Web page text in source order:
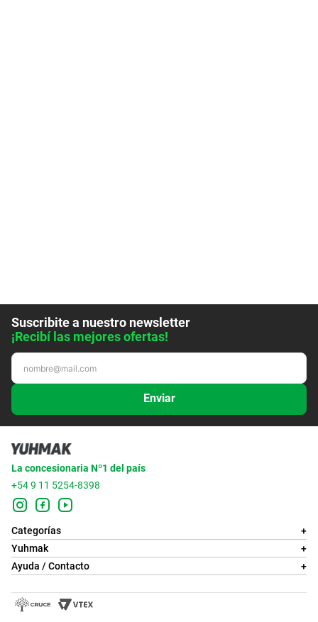
Suscribite a nuestro newsletter
¡Recibí las mejores ofertas!
Enviar
La concesionaria Nº1 del país
+54 9 11 5254-8398
Categorías
+
Yuhmak
+
Ayuda / Contacto
+